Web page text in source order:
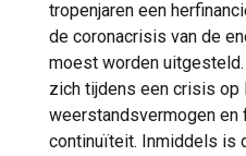
tropenjaren een
de coronacrisis van de
moest worden
zich tijdens een crisis op
weerstandsvermogen en
continuïteit. Inmiddels is